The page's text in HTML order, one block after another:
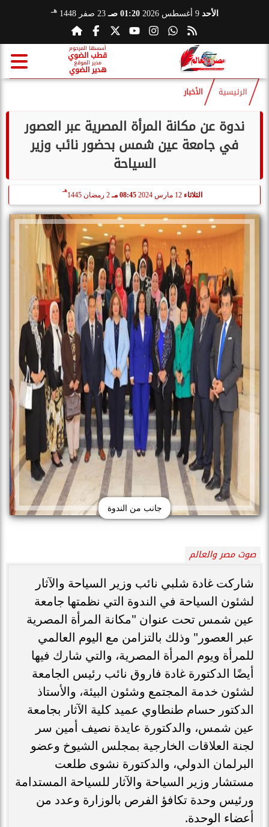
الأحد 9 أغسطس 2026 01:20 صـ 23 صفر 1448 هـ
أسسها المرحوم
قطب الضوي
مدير الموقع
هدير الضوي
الرئيسية الأخبار
ندوة عن مكانة المرأة المصرية عبر العصور
في جامعة عين شمس بحضور نائب وزير
السياحة
الثلاثاء 12 مارس 2024 08:45 مـ 2 رمضان 1445
هـ
جانب من الندوة
صوت مصر والعالم
شاركت غادة شلبي نائب وزير السياحة والآثار
لشئون السياحة في الندوة التي نظمتها جامعة
عين شمس تحت عنوان "مكانة المرأة المصرية
عبر العصور" وذلك بالتزامن مع اليوم العالمي
للمرأة ويوم المرأة المصرية، والتي شارك فيها
أيضًا الدكتورة غادة فاروق نائب رئيس الجامعة
لشئون خدمة المجتمع وشئون البيئة، والأستاذ
الدكتور حسام طنطاوي عميد كلية الآثار بجامعة
عين شمس، والدكتورة عايدة نصيف أمين سر
لجنة العلاقات الخارجية بمجلس الشيوخ وعضو
البرلمان الدولي، والدكتورة نشوى طلعت
مستشار وزير السياحة والآثار للسياحة المستدامة
ورئيس وحدة تكافؤ الفرص بالوزارة وعدد من
أعضاء الوحدة.